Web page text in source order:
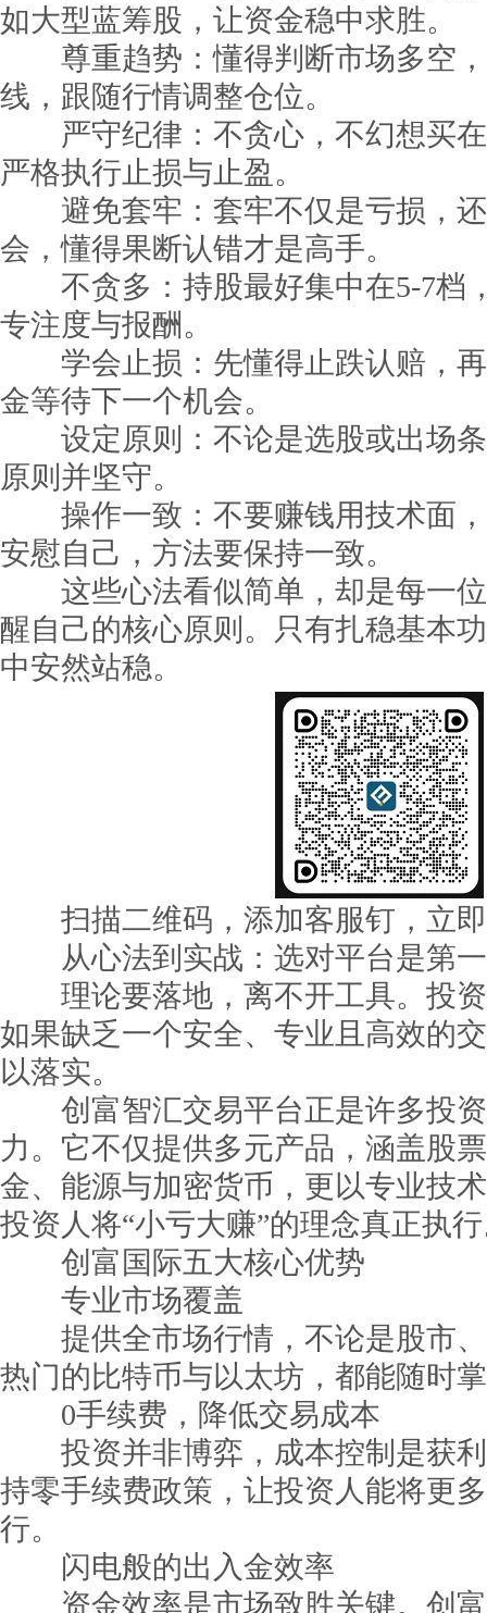
如大型蓝筹股，让资金稳中求胜。
尊重趋势：懂得判断市场多空，
线，跟随行情调整仓位。
严守纪律：不贪心，不幻想买在
严格执行止损与止盈。
避免套牢：套牢不仅是亏损，还
会，懂得果断认错才是高手。
不贪多：持股最好集中在5-7档
专注度与报酬。
学会止损：先懂得止跌认赔，再
金等待下一个机会。
设定原则：不论是选股或出场条
原则并坚守。
操作一致：不要赚钱用技术面，
安慰自己，方法要保持一致。
这些心法看似简单，却是每一位
醒自己的核心原则。只有扎稳基本
中安然站稳。
扫描二维码，添加客服钉，立即
从心法到实战：选对平台是第
理论要落地，离不开工具。投资
如果缺乏一个安全、专业且高效的
以落实。
创富智汇交易平台正是许多投资
力。它不仅提供多元产品，涵盖股
金、能源与加密货币，更以专业技
投资人将“小亏大赚”的理念真正执
创富国际五大核心优势
专业市场覆盖
提供全市场行情，不论是股市、
热门的比特币与以太坊，都能随时
0手续费，降低交易成本
投资并非博弈，成本控制是获利
持零手续费政策，让投资人能将更
行。
闪电般的出入金效率
资金效率是市场致胜关键。创富